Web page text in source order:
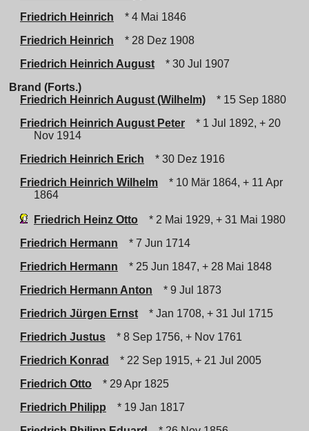
Friedrich Heinrich
* 4 Mai 1846
Friedrich Heinrich
* 28 Dez 1908
Friedrich Heinrich August
* 30 Jul 1907
Brand (Forts.)
Friedrich Heinrich August (Wilhelm)
* 15 Sep 1880
Friedrich Heinrich August Peter
* 1 Jul 1892, + 20
Nov 1914
Friedrich Heinrich Erich
* 30 Dez 1916
Friedrich Heinrich Wilhelm
* 10 Mär 1864, + 11 Apr
1864
Friedrich Heinz Otto
* 2 Mai 1929, + 31 Mai 1980
Friedrich Hermann
* 7 Jun 1714
Friedrich Hermann
* 25 Jun 1847, + 28 Mai 1848
Friedrich Hermann Anton
* 9 Jul 1873
Friedrich Jürgen Ernst
* Jan 1708, + 31 Jul 1715
Friedrich Justus
* 8 Sep 1756, + Nov 1761
Friedrich Konrad
* 22 Sep 1915, + 21 Jul 2005
Friedrich Otto
* 29 Apr 1825
Friedrich Philipp
* 19 Jan 1817